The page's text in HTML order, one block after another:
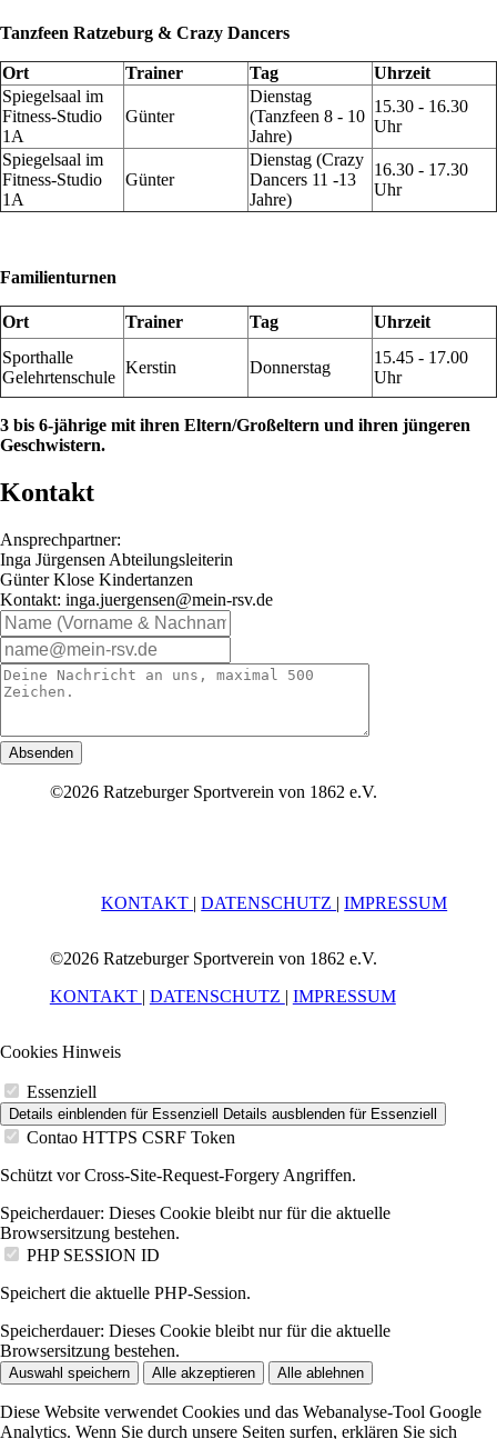
Tanzfeen Ratzeburg & Crazy Dancers
Ort Trainer Tag
Uhrzeit
Spiegelsaal im
Fitness-Studio
1A
Günter
Dienstag
(Tanzfeen 8 - 10
Jahre)
15.30 - 16.30
Uhr
Spiegelsaal im
Fitness-Studio
1A
Günter
Dienstag (Crazy
Dancers 11 -13
Jahre)
16.30 - 17.30
Uhr
Familienturnen
Ort Trainer Tag
Uhrzeit
Sporthalle
Gelehrtenschule
Kerstin Donnerstag
15.45 - 17.00
Uhr
3 bis 6-jährige mit ihren Eltern/Großeltern und ihren jüngeren
Geschwistern.
Kontakt
Ansprechpartner:
Inga Jürgensen Abteilungsleiterin
Günter Klose Kindertanzen
Kontakt: inga.juergensen@mein-rsv.de
Absenden
©2026 Ratzeburger Sportverein von 1862 e.V.
KONTAKT |DATENSCHUTZ |IMPRESSUM
©2026 Ratzeburger Sportverein von 1862 e.V.
KONTAKT | DATENSCHUTZ | IMPRESSUM
Cookies Hinweis
Essenziell
Details einblenden für Essenziell Details ausblenden für Essenziell
Contao HTTPS CSRF Token
Schützt vor Cross-Site-Request-Forgery Angriffen.
Speicherdauer: Dieses Cookie bleibt nur für die aktuelle
Browsersitzung bestehen.
PHP SESSION ID
Speichert die aktuelle PHP-Session.
Speicherdauer: Dieses Cookie bleibt nur für die aktuelle
Browsersitzung bestehen.
Auswahl speichern Alle akzeptieren Alle ablehnen
Diese Website verwendet Cookies und das Webanalyse-Tool Google
Analytics. Wenn Sie durch unsere Seiten surfen, erklären Sie sich